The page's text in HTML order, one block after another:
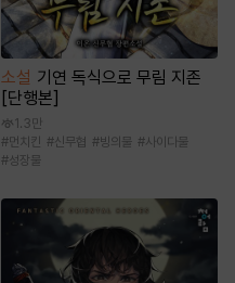
소설 기연 독식으로 무림 지존
[단행본]
1.3만
#먼치킨 #신무협 #빙의물 #사이다물
#성장물